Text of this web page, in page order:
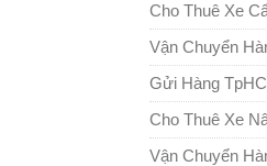
Cho Thuê Xe
Vận Chuyển
Gửi Hàng
Cho Thuê Xe
Vận Chuyển